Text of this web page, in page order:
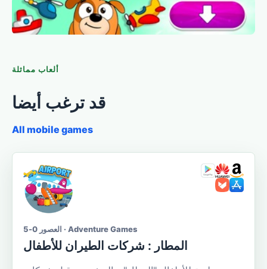
ألعاب مماثلة
قد ترغب أيضا
All mobile games
العصور 0-5 · Adventure Games
المطار : شركات الطيران للأطفال